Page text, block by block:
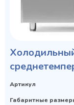
Артикул
Габаритные